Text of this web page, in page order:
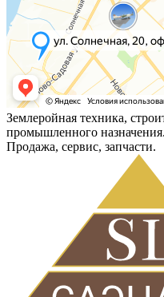
Землеройная техника,
промышленного назначения.
Продажа, сервис, запчасти.